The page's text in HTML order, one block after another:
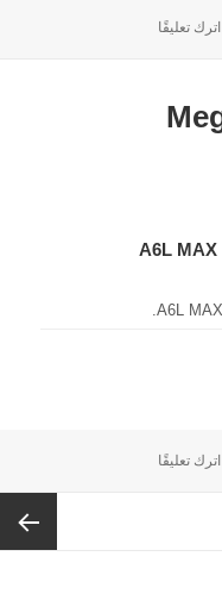
اترك تعليقًا
اترك تعليقًا